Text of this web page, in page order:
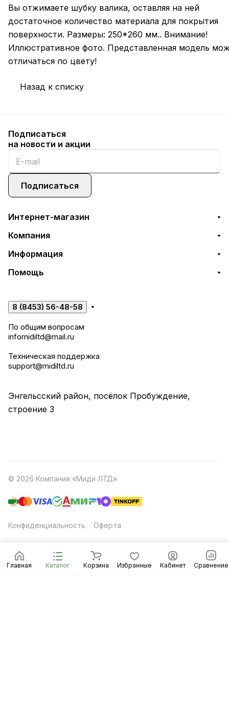
Вы отжимаете шубку валика, оставляя на ней
достаточное количество материала для покрытия
поверхности. Размеры: 250*260 мм.. Внимание!
Иллюстративное фото. Представленная модель
отличаться по цвету!
Назад к списку
Главная Каталог Корзина Избранные Кабинет Сравнение
Подписаться
на новости и акции
Подписаться
Интернет-магазин
Компания
Информация
Помощь
8 (8453) 56-48-58
По общим вопросам
infomidiltd@mail.ru
Техническая поддержка
support@midiltd.ru
Энгельсский район, посёлок Пробуждение,
строение 3
© 2026 Компания «Миди ЛТД»
Конфиденциальность Оферта